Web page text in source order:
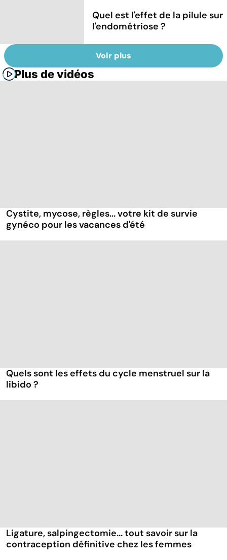
Quel est l'effet de la pilule sur
l'endométriose ?
Voir plus
Plus de vidéos
Cystite, mycose, règles... votre kit de survie
gynéco pour les vacances d'été
Quels sont les effets du cycle menstruel sur la
libido ?
Ligature, salpingectomie... tout savoir sur la
contraception définitive chez les femmes